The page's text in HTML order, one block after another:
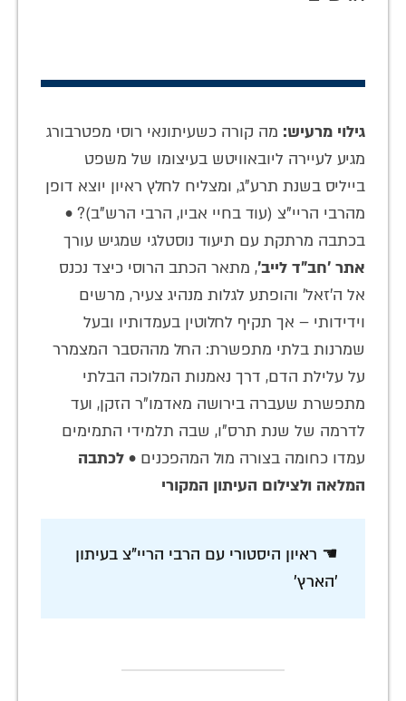
גילוי מרעיש: מה קורה כשעיתונאי רוסי מפטרבורג
מגיע לעיירה ליובאוויטש בעיצומו של משפט
בייליס בשנת תרע"ג, ומצליח לחלץ ראיון יוצא דופן
מהרבי הריי"צ (עוד בחיי אביו, הרבי הרש"ב)? •
בכתבה מרתקת עם תיעוד נוסטלגי שמגיש עורך
אתר 'חב"ד לייב', מתאר הכתב הרוסי כיצד נכנס
אל ה'זאל' והופתע לגלות מנהיג צעיר, מרשים
וידידותי – אך תקיף לחלוטין בעמדותיו ובעל
שמרנות בלתי מתפשרת: החל מההסבר המצמרר
על עלילת הדם, דרך נאמנות המלוכה הבלתי
מתפשרת שעברה בירושה מאדמו"ר הזקן, ועד
לדרמה של שנת תרס"ו, שבה תלמידי התמימים
עמדו כחומה בצורה מול המהפכנים • לכתבה
המלאה ולצילום העיתון המקורי
☚ ראיון היסטורי עם הרבי הריי"צ בעיתון
'הארץ'